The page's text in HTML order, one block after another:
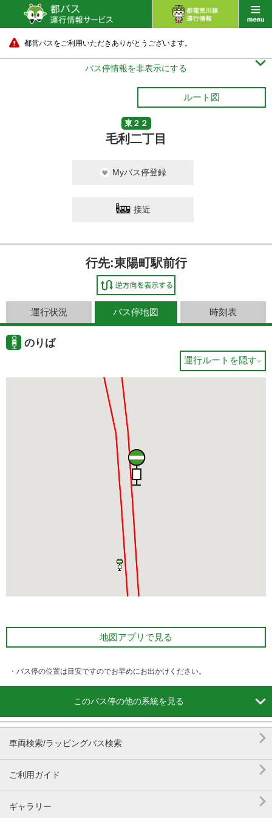
都営バスをご利用いただきありがとうございます。
バス停情報を非表示にする 
ルート図
東２２
毛利二丁目
Myバス停登録
接近
行先:東陽町駅前行
運行状況 バス停地図 時刻表
のりば
運行ルートを隠す
地図アプリで見る
・バス停の位置は目安ですのでお早めにお出かけください。
このバス停の他の系統を見る 
車両検索/ラッピングバス検索 
ご利用ガイド 
ギャラリー 